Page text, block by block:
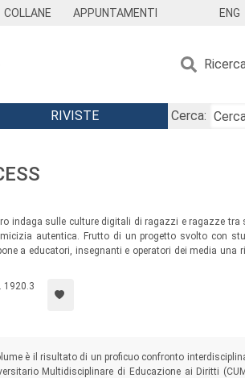
COLLANE APPUNTAMENTI ENG
RIVISTE
Cerca:
indaga sulle culture digitali di ragazzi e ragazze tra
autentica. Frutto di un progetto svolto con
a educatori, insegnanti e operatori dei media
la vita online e onlife, ma soprattutto sulla
1920.3
è il risultato di un proficuo confronto
Multidisciplinare di Educazione ai Diritti